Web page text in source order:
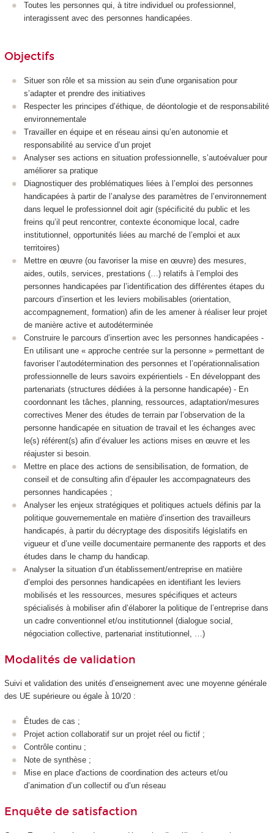
Toutes les personnes qui, à titre individuel ou professionnel,
interagissent avec des personnes handicapées.
Objectifs
Situer son rôle et sa mission au sein d'une organisation pour
s’adapter et prendre des initiatives
Respecter les principes d’éthique, de déontologie et de responsabilité
environnementale
Travailler en équipe et en réseau ainsi qu’en autonomie et
responsabilité au service d’un projet
Analyser ses actions en situation professionnelle, s’autoévaluer pour
améliorer sa pratique
Diagnostiquer des problématiques liées à l’emploi des personnes
handicapées à partir de l’analyse des paramètres de l’environnement
dans lequel le professionnel doit agir (spécificité du public et les
freins qu’il peut rencontrer, contexte économique local, cadre
institutionnel, opportunités liées au marché de l’emploi et aux
territoires)
Mettre en œuvre (ou favoriser la mise en œuvre) des mesures,
aides, outils, services, prestations (…) relatifs à l’emploi des
personnes handicapées par l’identification des différentes étapes du
parcours d’insertion et les leviers mobilisables (orientation,
accompagnement, formation) afin de les amener à réaliser leur projet
de manière active et autodéterminée
Construire le parcours d’insertion avec les personnes handicapées -
En utilisant une « approche centrée sur la personne » permettant de
favoriser l’autodétermination des personnes et l’opérationnalisation
professionnelle de leurs savoirs expérientiels - En développant des
partenariats (structures dédiées à la personne handicapée) - En
coordonnant les tâches, planning, ressources, adaptation/mesures
correctives Mener des études de terrain par l’observation de la
personne handicapée en situation de travail et les échanges avec
le(s) référent(s) afin d’évaluer les actions mises en œuvre et les
réajuster si besoin.
Mettre en place des actions de sensibilisation, de formation, de
conseil et de consulting afin d’épauler les accompagnateurs des
personnes handicapées ;
Analyser les enjeux stratégiques et politiques actuels définis par la
politique gouvernementale en matière d’insertion des travailleurs
handicapés, à partir du décryptage des dispositifs législatifs en
vigueur et d’une veille documentaire permanente des rapports et des
études dans le champ du handicap.
Analyser la situation d’un établissement/entreprise en matière
d’emploi des personnes handicapées en identifiant les leviers
mobilisés et les ressources, mesures spécifiques et acteurs
spécialisés à mobiliser afin d’élaborer la politique de l’entreprise dans
un cadre conventionnel et/ou institutionnel (dialogue social,
négociation collective, partenariat institutionnel, …)
Modalités de validation
Suivi et validation des unités d’enseignement avec une moyenne générale
des UE supérieure ou égale à̀ 10/20 :
Études de cas ;
Projet action collaboratif sur un projet réel ou fictif ;
Contrôle continu ;
Note de synthèse ;
Mise en place d'actions de coordination des acteurs et/ou
d’animation d’un collectif ou d’un réseau
Enquête de satisfaction